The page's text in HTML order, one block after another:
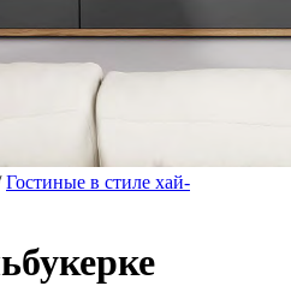
Гостиные в стиле хай-